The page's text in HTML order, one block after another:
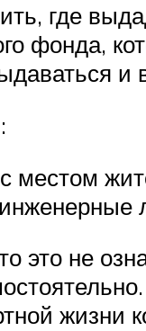
где
фонда,
и
местом
это не
жизни